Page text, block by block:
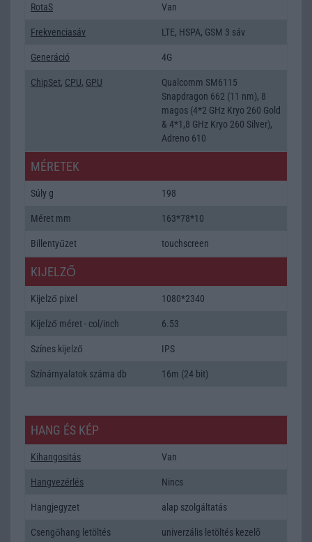
RotaS Van
Frekvenciasáv LTE, HSPA, GSM 3 sáv
Generáció 4G
ChipSet, CPU, GPU
Qualcomm SM6115
Snapdragon 662 (11 nm), 8
magos (4*2 GHz Kryo 260 Gold
& 4*1,8 GHz Kryo 260 Silver),
Adreno 610
MÉRETEK
Súly g 198
Méret mm 163*78*10
Billentyűzet touchscreen
KIJELZŐ
Kijelző pixel 1080*2340
Kijelző méret - col/inch 6.53
Színes kijelző IPS
Színárnyalatok száma db 16m (24 bit)
HANG ÉS KÉP
Kihangositás Van
Hangvezérlés Nincs
Hangjegyzet alap szolgáltatás
Csengőhang letöltés univerzális letöltés kezelõ